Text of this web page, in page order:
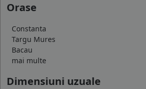
Orase
Constanta
Targu Mures
Bacau
mai multe
Dimensiuni uzuale